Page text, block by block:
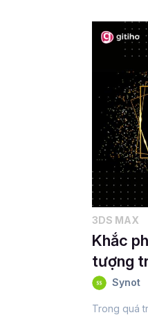
3DS MAX
Khắc
tượng
Synot
Trong quá